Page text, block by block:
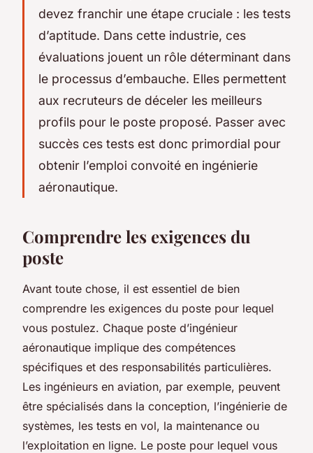
devez franchir une étape cruciale : les tests
d’aptitude. Dans cette industrie, ces
évaluations jouent un rôle déterminant dans
le processus d’embauche. Elles permettent
aux recruteurs de déceler les meilleurs
profils pour le poste proposé. Passer avec
succès ces tests est donc primordial pour
obtenir l’emploi convoité en ingénierie
aéronautique.
Comprendre les exigences du
poste
Avant toute chose, il est essentiel de bien
comprendre les exigences du poste pour lequel
vous postulez. Chaque poste d’ingénieur
aéronautique implique des compétences
spécifiques et des responsabilités particulières.
Les ingénieurs en aviation, par exemple, peuvent
être spécialisés dans la conception, l’ingénierie de
systèmes, les tests en vol, la maintenance ou
l’exploitation en ligne. Le poste pour lequel vous